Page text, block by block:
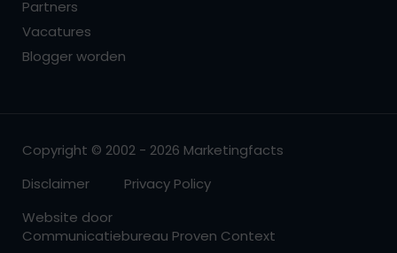
Partners
Vacatures
Blogger worden
Copyright © 2002 - 2026 Marketingfacts
Disclaimer
Privacy Policy
Website door
Communicatiebureau Proven Context